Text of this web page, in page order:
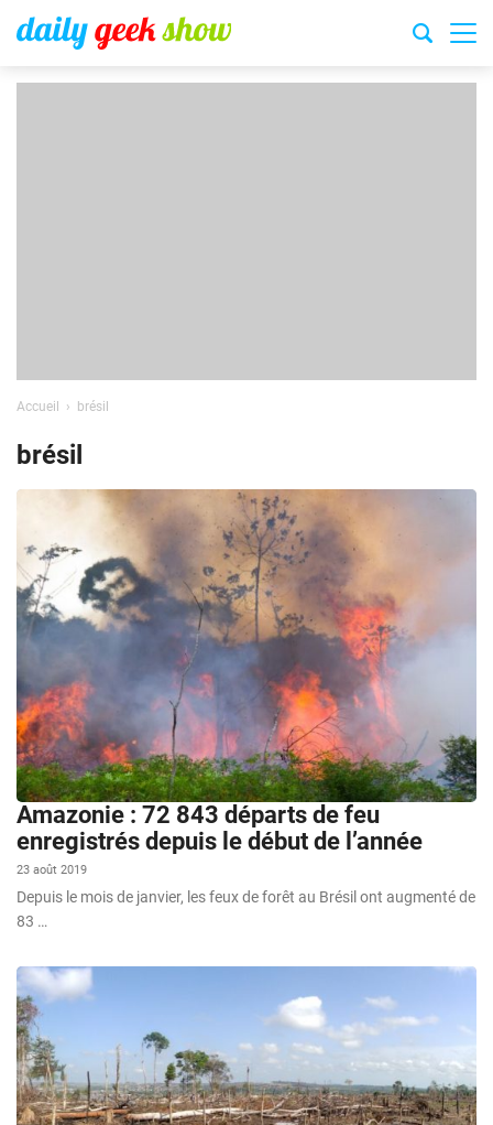
Accueil brésil
brésil
Amazonie : 72 843 départs de feu
enregistrés depuis le début de l’année
23 août 2019
Depuis le mois de janvier, les feux de forêt au Brésil ont augmenté de
83 …